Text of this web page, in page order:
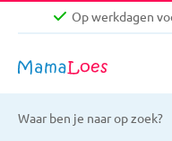
Op werkdagen
Gratis
Op werkdagen